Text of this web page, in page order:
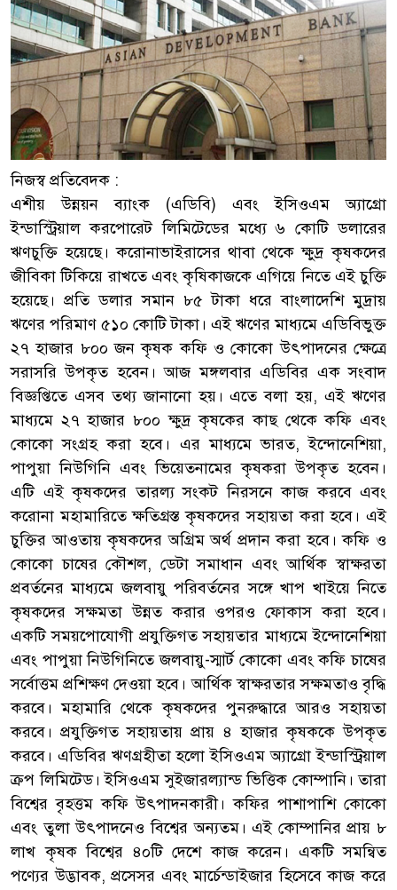
নিজস্ব প্রতিবেদক :
এশীয় উন্নয়ন ব্যাংক (এডিবি) এবং ইসিওএম অ্যাগ্রো
ইন্ডাস্ট্রিয়াল করপোরেট লিমিটেডের মধ্যে ৬ কোটি ডলারের
ঋণচুক্তি হয়েছে। করোনাভাইরাসের থাবা থেকে ক্ষুদ্র কৃষকদের
জীবিকা টিকিয়ে রাখতে এবং কৃষিকাজকে এগিয়ে নিতে এই চুক্তি
হয়েছে। প্রতি ডলার সমান ৮৫ টাকা ধরে বাংলাদেশি মুদ্রায়
ঋণের পরিমাণ ৫১০ কোটি টাকা। এই ঋণের মাধ্যমে এডিবিভুক্ত
২৭ হাজার ৮০০ জন কৃষক কফি ও কোকো উৎপাদনের ক্ষেত্রে
সরাসরি উপকৃত হবেন। আজ মঙ্গলবার এডিবির এক সংবাদ
বিজ্ঞপ্তিতে এসব তথ্য জানানো হয়। এতে বলা হয়, এই ঋণের
মাধ্যমে ২৭ হাজার ৮০০ ক্ষুদ্র কৃষকের কাছ থেকে কফি এবং
কোকো সংগ্রহ করা হবে। এর মাধ্যমে ভারত, ইন্দোনেশিয়া,
পাপুয়া নিউগিনি এবং ভিয়েতনামের কৃষকরা উপকৃত হবেন।
এটি এই কৃষকদের তারল্য সংকট নিরসনে কাজ করবে এবং
করোনা মহামারিতে ক্ষতিগ্রস্ত কৃষকদের সহায়তা করা হবে। এই
চুক্তির আওতায় কৃষকদের অগ্রিম অর্থ প্রদান করা হবে। কফি ও
কোকো চাষের কৌশল, ডেটা সমাধান এবং আর্থিক স্বাক্ষরতা
প্রবর্তনের মাধ্যমে জলবায়ু পরিবর্তনের সঙ্গে খাপ খাইয়ে নিতে
কৃষকদের সক্ষমতা উন্নত করার ওপরও ফোকাস করা হবে।
একটি সময়পোযোগী প্রযুক্তিগত সহায়তার মাধ্যমে ইন্দোনেশিয়া
এবং পাপুয়া নিউগিনিতে জলবায়ু-স্মার্ট কোকো এবং কফি চাষের
সর্বোত্তম প্রশিক্ষণ দেওয়া হবে। আর্থিক স্বাক্ষরতার সক্ষমতাও বৃদ্ধি
করবে। মহামারি থেকে কৃষকদের পুনরুদ্ধারে আরও সহায়তা
করবে। প্রযুক্তিগত সহায়তায় প্রায় ৪ হাজার কৃষককে উপকৃত
করবে। এডিবির ঋণগ্রহীতা হলো ইসিওএম অ্যাগ্রো ইন্ডাস্ট্রিয়াল
ক্রপ লিমিটেড। ইসিওএম সুইজারল্যান্ড ভিত্তিক কোম্পানি। তারা
বিশ্বের বৃহত্তম কফি উৎপাদনকারী। কফির পাশাপাশি কোকো
এবং তুলা উৎপাদনেও বিশ্বের অন্যতম। এই কোম্পানির প্রায় ৮
লাখ কৃষক বিশ্বের ৪০টি দেশে কাজ করেন। একটি সমন্বিত
পণ্যের উদ্ভাবক, প্রসেসর এবং মার্চেন্ডাইজার হিসেবে কাজ করে